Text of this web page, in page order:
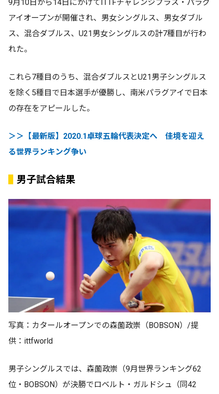
9月10日から14日にかけてITTFチャレンジプラス・パラグ
アイオープンが開催され、男女シングルス、男女ダブル
ス、混合ダブルス、U21男女シングルスの計7種目が行わ
れた。
これら7種目のうち、混合ダブルスとU21男子シングルス
を除く5種目で日本選手が優勝し、南米パラグアイで日本
の存在をアピールした。
＞＞【最新版】2020.1卓球五輪代表決定へ 佳境を迎え
る世界ランキング争い
男子試合結果
写真：カタールオープンでの森薗政崇（BOBSON）/提
供：ittfworld
男子シングルスでは、森薗政崇（9月世界ランキング62
位・BOBSON）が決勝でロベルト・ガルドシュ（同42